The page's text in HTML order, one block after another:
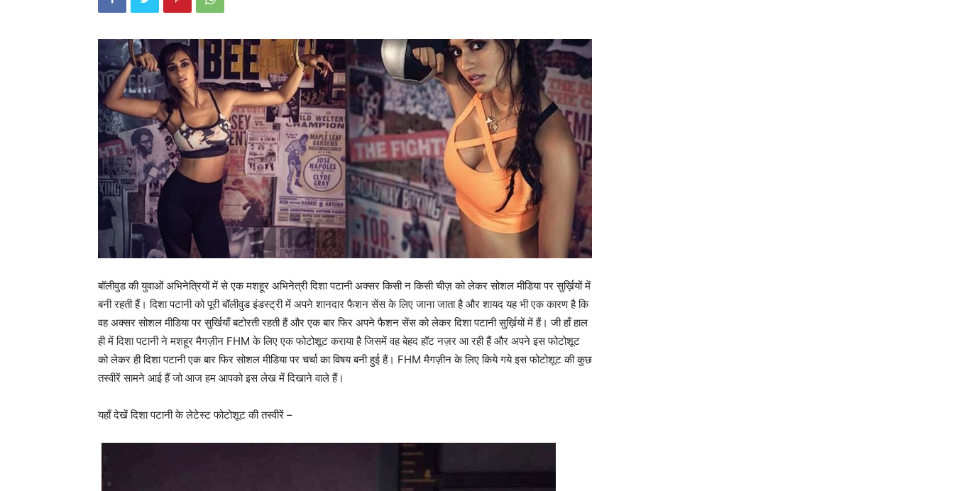
बॉलीवुड की युवाओं अभिनेत्रियों में से एक मशहूर अभिनेत्री दिशा पटानी अक्सर किसी न किसी चीज़ को लेकर सोशल मीडिया पर सुर्ख़ियों में
बनी रहती हैं। दिशा पटानी को पूरी बॉलीवुड इंडस्ट्री में अपने शानदार फैशन सेंस के लिए जाना जाता है और शायद यह भी एक कारण है कि
वह अक्सर सोशल मीडिया पर सुर्खियाँ बटोरती रहती हैं और एक बार फिर अपने फैशन सेंस को लेकर दिशा पटानी सुर्ख़ियों में हैं। जी हाँ हाल
ही में दिशा पटानी ने मशहूर मैगज़ीन FHM के लिए एक फोटोशूट कराया है जिसमें वह बेहद हॉट नज़र आ रही हैं और अपने इस फोटोशूट
को लेकर ही दिशा पटानी एक बार फिर सोशल मीडिया पर चर्चा का विषय बनी हुई हैं। FHM मैगज़ीन के लिए किये गये इस फोटोशूट की कुछ
तस्वीरें सामने आई हैं जो आज हम आपको इस लेख में दिखाने वाले हैं।
यहाँ देखें दिशा पटानी के लेटेस्ट फोटोशूट की तस्वीरें –